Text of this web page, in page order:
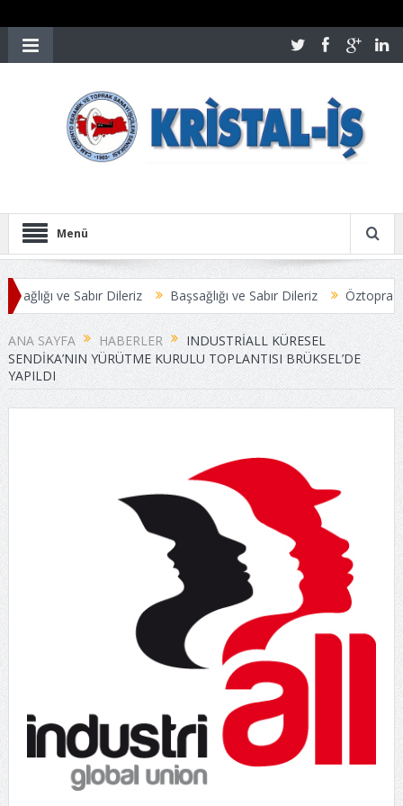
Menü
ve Sabır Dileriz Başsağlığı ve Sabır Dileriz
Öztoprak-İş
SONUÇLANDI
Üyelerimize Duyuru
ANA SAYFA HABERLER
INDUSTRIALL KÜRESEL
SENDIKA’NIN YÜRÜTME KURULU TOPLANTISI BRÜKSEL’DE
YAPILDI